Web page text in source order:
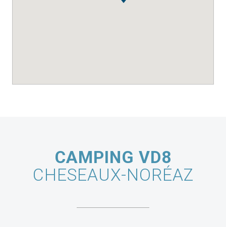
CAMPING VD8
CHESEAUX-NORÉAZ